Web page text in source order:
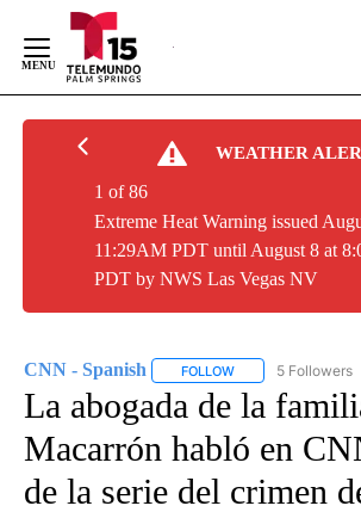
Content
WEATHER
Extreme Heat Warning issued
11:29AM PDT until August 8 at
PDT by NWS Las Vegas NV
1 of 86
CNN - Spanish FOLLOW FOLLOW "CNN -
5 Followers
La abogada de la
Macarrón habló en
de la serie del crimen